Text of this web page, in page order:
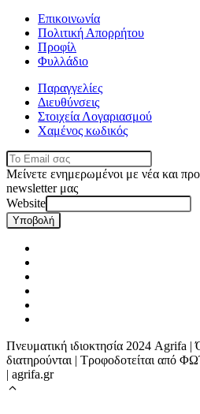
Επικοινωνία
Πολιτική Απορρήτου
Προφίλ
Φυλλάδιο
Παραγγελίες
Διευθύνσεις
Στοιχεία Λογαριασμού
Χαμένος κωδικός
Μείνετε ενημερωμένοι με νέα και
newsletter μας
Website
Υποβολή
Πνευματική ιδιοκτησία 2024 Agrifa |
διατηρούνται | Τροφοδοτείται
| agrifa.gr